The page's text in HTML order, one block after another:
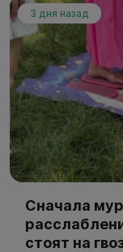
3 дня назад
Сначала
стоят на